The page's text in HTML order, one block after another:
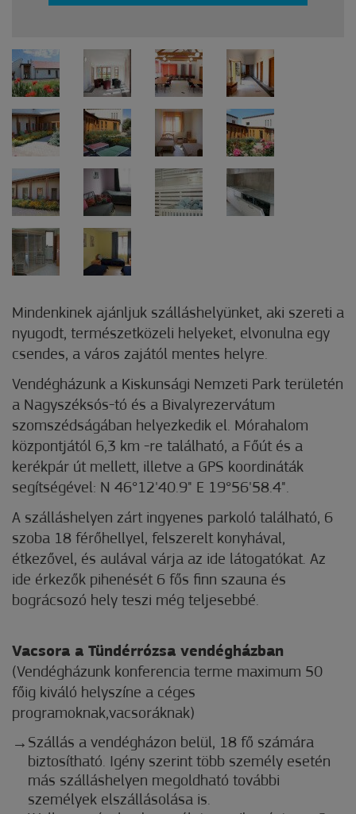
Mindenkinek ajánljuk szálláshelyünket, aki szereti a
nyugodt, természetközeli helyeket, elvonulna egy
csendes, a város zajától mentes helyre.
Vendégházunk a Kiskunsági Nemzeti Park területén
a Nagyszéksós-tó és a Bivalyrezervátum
szomszédságában helyezkedik el. Mórahalom
központjától 6,3 km -re található, a Főút és a
kerékpár út mellett, illetve a GPS koordináták
segítségével: N 46°12'40.9" E 19°56'58.4".
A szálláshelyen zárt ingyenes parkoló található, 6
szoba 18 férőhellyel, felszerelt konyhával,
étkezővel, és aulával várja az ide látogatókat. Az
ide érkezők pihenését 6 fős finn szauna és
bográcsozó hely teszi még teljesebbé.
Vacsora a Tündérrózsa vendégházban
(Vendégházunk konferencia terme maximum 50
főig kiváló helyszíne a céges
programoknak,vacsoráknak)
Szállás a vendégházon belül, 18 fő számára
biztosítható. Igény szerint több személy esetén
más szálláshelyen megoldható további
személyek elszállásolása is.